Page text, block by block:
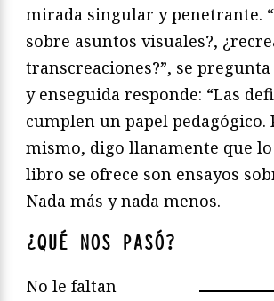
mirada singular y penetrante.
sobre asuntos visuales?,
transcreaciones?”, se
y enseguida responde: “Las
cumplen un papel pedagógico.
mismo, digo llanamente que lo
libro se ofrece son ensayos
Nada más y nada menos.
¿QUÉ NOS PASÓ?
No le faltan